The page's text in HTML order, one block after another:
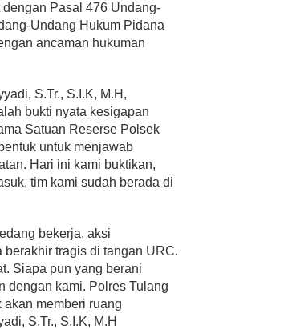
Pasal 476 Undang-
Undang Hukum Pidana
ancaman hukuman
S.Tr., S.I.K, M.H,
bukti nyata kesigapan
Satuan Reserse Polsek
untuk menjawab
Hari ini kami buktikan,
tim kami sudah berada di
bekerja, aksi
tragis di tangan URC.
Siapa pun yang berani
dengan kami. Polres Tulang
memberi ruang
S.Tr., S.I.K, M.H